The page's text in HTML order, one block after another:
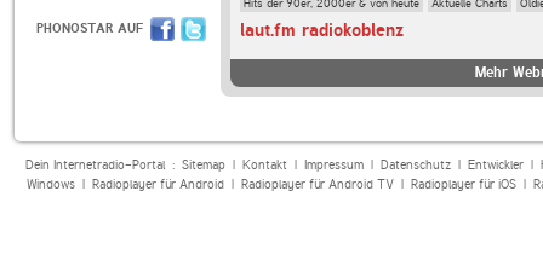
PHONOSTAR AUF laut.fm radiokoblenz
Mehr
Dein Internetradio-Portal : Sitemap| Kontakt| Impressum| Datenschutz| Entwickler|
Windows| Radioplayer für Android| Radioplayer für Android TV| Radioplayer für iOS|